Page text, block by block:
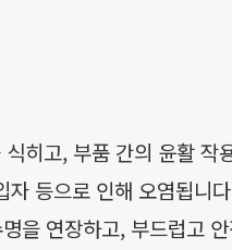
히고, 부품 간의 윤활 작
등으로 인해 오염됩니
을 연장하고, 부드럽고